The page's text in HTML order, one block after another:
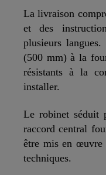
La livraison
et des
plusieurs
(500 mm) à la
résistants à la
installer.
Le robinet séduit
raccord central
être mis en œuvre
techniques.